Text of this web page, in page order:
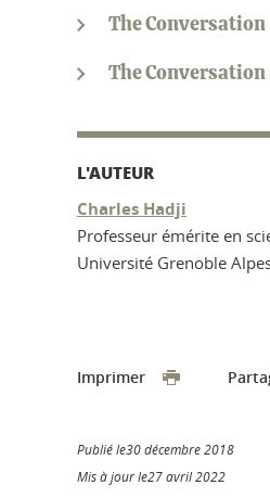
The
The Conversation
L'AUTEUR
Charles Hadji
Professeur émérite en
Université Grenoble
Imprimer
Publié le30 décembre 2018
Mis à jour le27 avril 2022